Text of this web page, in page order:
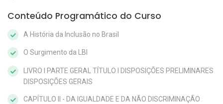
Conteúdo Programático do Curso
A História da Inclusão no Brasil
O Surgimento da LBI
LIVRO I PARTE GERAL TÍTULO I DISPOSIÇÕES PRELIMINARES
DISPOSIÇÕES GERAIS
CAPÍTULO II - DA IGUALDADE E DA NÃO DISCRIMINAÇÃO